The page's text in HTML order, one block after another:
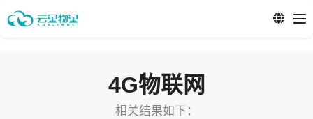
4G物联网
相关结果如下：